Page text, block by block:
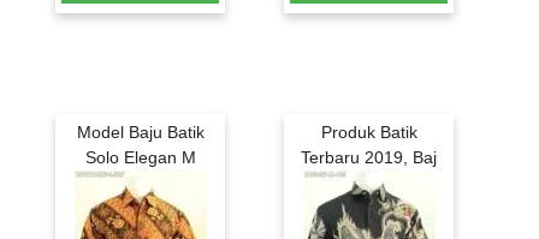
Model Baju Batik
Solo Elegan M
Produk Batik
Terbaru 2019, Baj